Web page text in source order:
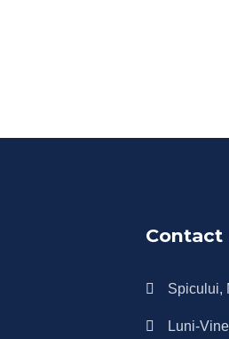
Contact
Spicului,
Luni-